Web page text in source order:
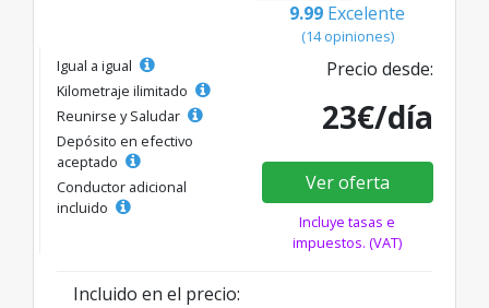
9.99 Excelente
(14 opiniones)
Igual a igual
Kilometraje ilimitado
Reunirse y Saludar
Depósito en efectivo
aceptado
Conductor adicional
incluido
Precio desde:
23€/día
Ver oferta
Incluye tasas e
impuestos. (VAT)
Incluido en el precio: